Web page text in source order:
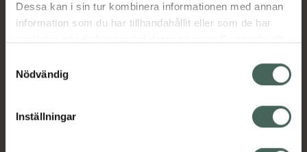
Dessa kan i sin tur kombinera informationen med annan
information som du har tillhandahållit eller som de har
återkalla ditt samtycke via webbplatsens
cookieinställningar. Ett återkallat samtycke påverkar inte
lagligheten av behandling som skett innan återkallelsen.
Nödvändig
Inställningar
EAN:00351167120002
Visa